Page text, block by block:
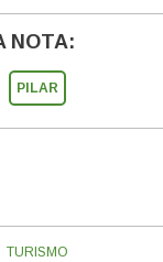
NOTA:
PILAR
TURISMO